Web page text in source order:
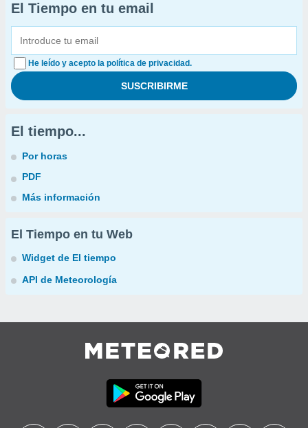
El Tiempo en tu email
He leído y acepto la política de privacidad.
El tiempo...
Por horas
PDF
Más información
El Tiempo en tu Web
Widget de El tiempo
API de Meteorología